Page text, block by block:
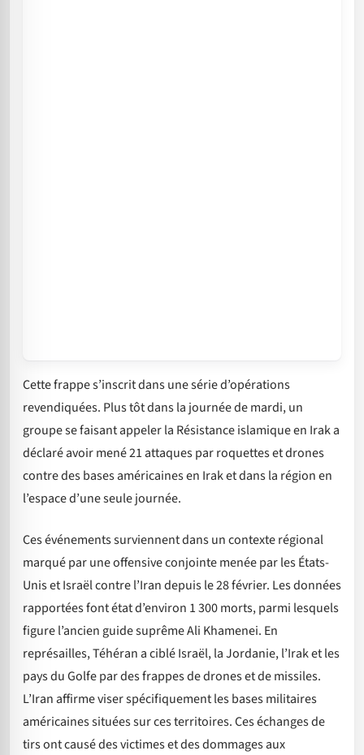
Cette frappe s’inscrit dans une série d’opérations
revendiquées. Plus tôt dans la journée de mardi, un
groupe se faisant appeler la Résistance islamique en Irak a
déclaré avoir mené 21 attaques par roquettes et drones
contre des bases américaines en Irak et dans la région en
l’espace d’une seule journée.
Ces événements surviennent dans un contexte régional
marqué par une offensive conjointe menée par les États-
Unis et Israël contre l’Iran depuis le 28 février. Les données
rapportées font état d’environ 1 300 morts, parmi lesquels
figure l’ancien guide suprême Ali Khamenei. En
représailles, Téhéran a ciblé Israël, la Jordanie, l’Irak et les
pays du Golfe par des frappes de drones et de missiles.
L’Iran affirme viser spécifiquement les bases militaires
américaines situées sur ces territoires. Ces échanges de
tirs ont causé des victimes et des dommages aux